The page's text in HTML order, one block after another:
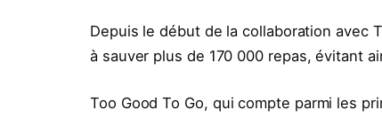
Depuis le début de la collaboration avec
à sauver plus de 170 000 repas, évitant
Too Good To Go, qui compte parmi les